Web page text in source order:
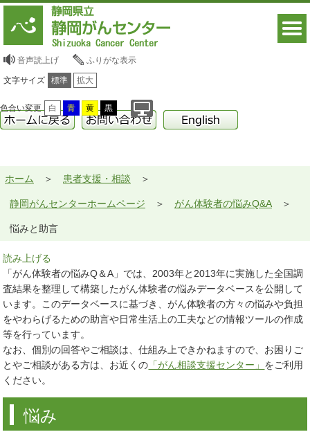
音声読上げ ふりがな表示
文字サイズ 標準 拡大
色合い変更 白 青 黄 黒
ホーム 患者支援・相談
静岡がんセンターホームページ がん体験者の悩みQ&A
悩みと助言
読み上げる
「がん体験者の悩みQ＆A」では、2003年と2013年に実施した全国調
査結果を整理して構築したがん体験者の悩みデータベースを公開して
います。このデータベースに基づき、がん体験者の方々の悩みや負担
をやわらげるための助言や日常生活上の工夫などの情報ツールの作成
等を行っています。
なお、個別の回答やご相談は、仕組み上できかねますので、お困りご
とやご相談がある方は、お近くの 「がん相談支援センター」 をご利用
ください。
悩み